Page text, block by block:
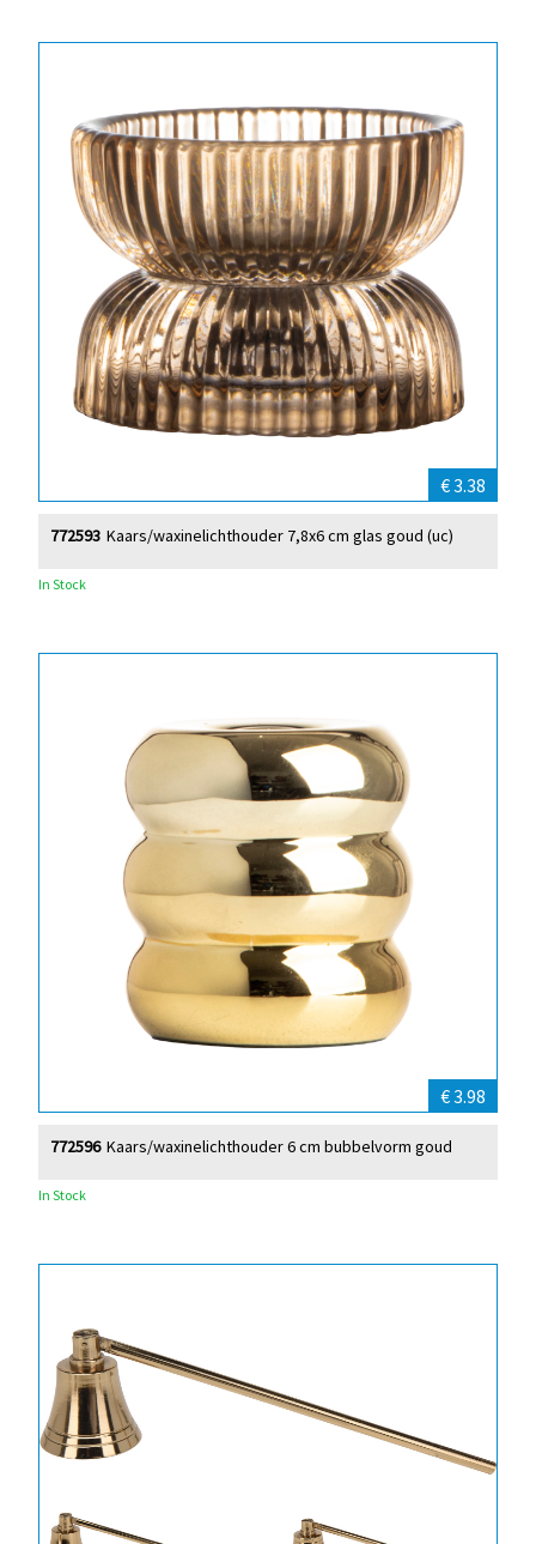
€ 3.38
Kaars/waxinelichthouder 7,8x6 cm glas goud (uc)
772593
In Stock
€ 3.98
Kaars/waxinelichthouder 6 cm bubbelvorm goud
772596
In Stock